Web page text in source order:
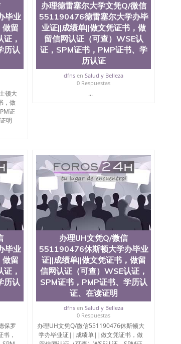
毕业
做留
，
历认
顿大
，做
证
明
办理德雷塞尔大学文凭Q/微信
551190476德雷塞尔大学办毕
业证||成绩单||做文凭证书，做
留信网认证（可查）WSE认
证，SPM证书，PMP证书、学
历认证
dfns enSalud y Belleza
0 Respuestas
...
毕业
做留
，
历认
保罗
，
办理UH文凭Q/微信
551190476休斯顿大学办毕业
证||成绩单||做文凭证书，做留
信网认证（可查）WSE认证，
SPM证书，PMP证书、学历认
证、在读证明
dfns enSalud y Belleza
0 Respuestas
办理UH文凭Q/微信551190476休斯顿大
学办毕业证||成绩单||做文凭证书，做